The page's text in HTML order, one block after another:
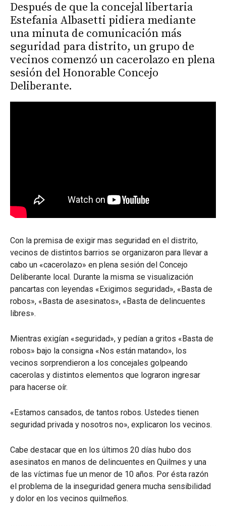
Después de que la concejal libertaria
Estefania Albasetti pidiera mediante
una minuta de comunicación más
seguridad para distrito, un grupo de
vecinos comenzó un cacerolazo en plena
sesión del Honorable Concejo
Deliberante.
Con la premisa de exigir mas seguridad en el distrito,
vecinos de distintos barrios se organizaron para llevar a
cabo un «cacerolazo» en plena sesión del Concejo
Deliberante local. Durante la misma se visualización
pancartas con leyendas «Exigimos seguridad», «Basta de
robos», «Basta de asesinatos», «Basta de delincuentes
libres».
Mientras exigían «seguridad», y pedían a gritos «Basta de
robos» bajo la consigna «Nos están matando», los
vecinos sorprendieron a los concejales golpeando
cacerolas y distintos elementos que lograron ingresar
para hacerse oír.
«Estamos cansados, de tantos robos. Ustedes tienen
seguridad privada y nosotros no», explicaron los vecinos.
Cabe destacar que en los últimos 20 días hubo dos
asesinatos en manos de delincuentes en Quilmes y una
de las víctimas fue un menor de 10 años. Por ésta razón
el problema de la inseguridad genera mucha sensibilidad
y dolor en los vecinos quilmeños.